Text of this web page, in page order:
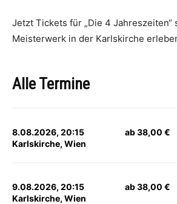
Jetzt Tickets für „Die 4 Jahreszeiten“
Meisterwerk in der Karlskirche
Alle Termine
8.08.2026, 20:15
Karlskirche, Wien
ab 38,00 €
9.08.2026, 20:15
Karlskirche, Wien
ab 38,00 €